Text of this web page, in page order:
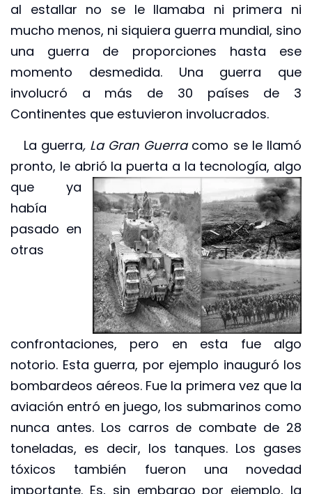
al estallar no se le llamaba ni primera ni
mucho menos, ni siquiera guerra mundial, sino
una guerra de proporciones hasta ese
momento desmedida. Una guerra que
involucró a más de 30 países de 3
Continentes que estuvieron involucrados.
La guerra, La Gran Guerracomo se le llamó
pronto, le abrió la puerta a la tecnología, algo
que ya
había
pasado en
otras
confrontaciones, pero en esta fue algo
notorio. Esta guerra, por ejemplo inauguró los
bombardeos aéreos. Fue la primera vez que la
aviación entró en juego, los submarinos como
nunca antes. Los carros de combate de 28
toneladas, es decir, los tanques. Los gases
tóxicos también fueron una novedad
importante. Es, sin embargo por ejemplo, la